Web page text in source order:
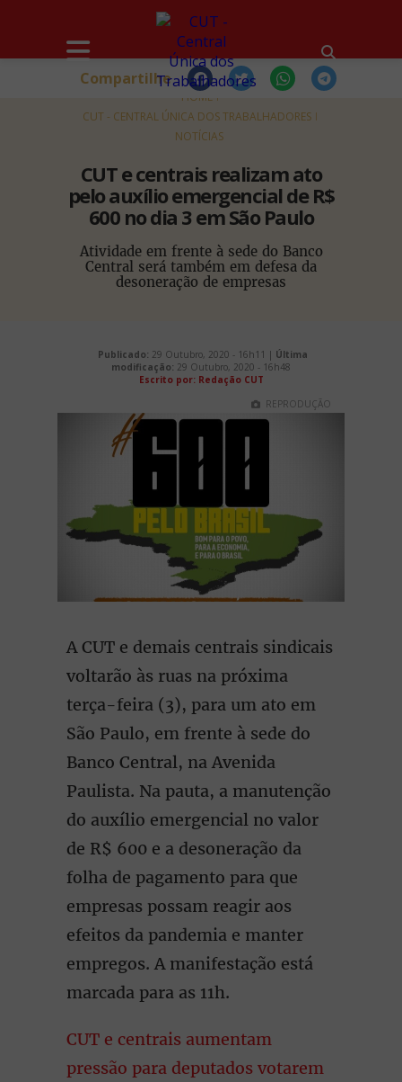
HOME
CUT - CENTRAL ÚNICA DOS TRABALHADORES
NOTÍCIAS
CUT e centrais realizam ato
pelo auxílio emergencial de R$
600 no dia 3 em São Paulo
Atividade em frente à sede do Banco
Central será também em defesa da
desoneração de empresas
Compartilhe
Publicado: 29 Outubro, 2020 - 16h11 | Última
modificação: 29 Outubro, 2020 - 16h48
Escrito por: Redação CUT
REPRODUÇÃO
A CUT e demais centrais sindicais
voltarão às ruas na próxima
terça-feira (3), para um ato em
São Paulo, em frente à sede do
Banco Central, na Avenida
Paulista. Na pauta, a manutenção
do auxílio emergencial no valor
de R$ 600 e a desoneração da
folha de pagamento para que
empresas possam reagir aos
efeitos da pandemia e manter
empregos. A manifestação está
marcada para as 11h.
CUT e centrais aumentam
pressão para deputados votarem